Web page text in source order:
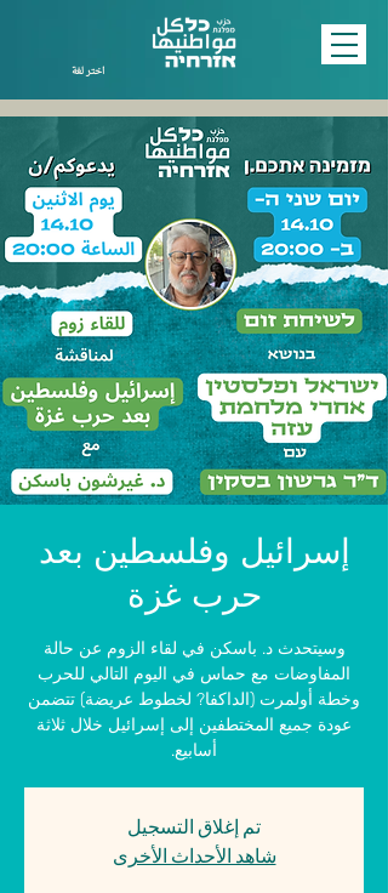
اختر لغة
إسرائيل وفلسطين بعد
حرب غزة
وسيتحدث د. باسكن في لقاء الزوم عن حالة
المفاوضات مع حماس في اليوم التالي للحرب
وخطة أولمرت (الداكفا? لخطوط عريضة) تتضمن
عودة جميع المختطفين إلى إسرائيل خلال ثلاثة
أسابيع.
تم إغلاق التسجيل
شاهد الأحداث الأخرى